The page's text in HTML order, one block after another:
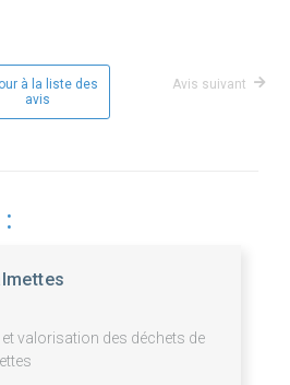
à la liste des
avis
Avis suivant
valorisation des déchets de